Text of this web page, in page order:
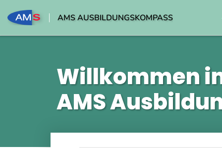
AMS AUSBILDUNGSKOMPASS
Willkommen
AMS